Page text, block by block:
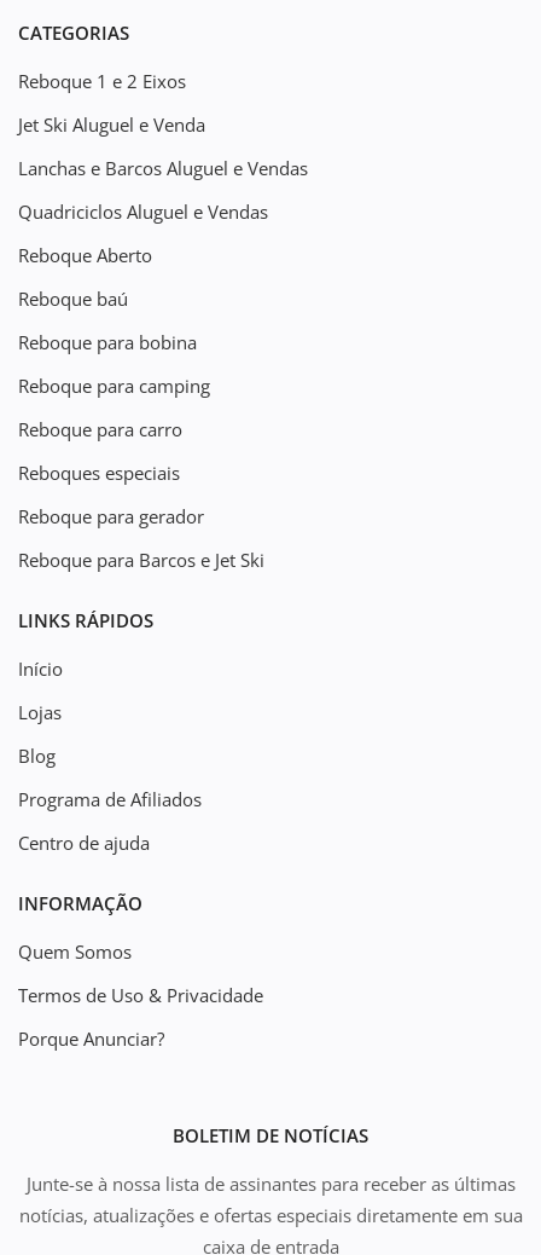
CATEGORIAS
Reboque 1 e 2 Eixos
Jet Ski Aluguel e Venda
Lanchas e Barcos Aluguel e Vendas
Quadriciclos Aluguel e Vendas
Reboque Aberto
Reboque baú
Reboque para bobina
Reboque para camping
Reboque para carro
Reboques especiais
Reboque para gerador
Reboque para Barcos e Jet Ski
LINKS RÁPIDOS
Início
Lojas
Blog
Programa de Afiliados
Centro de ajuda
INFORMAÇÃO
Quem Somos
Termos de Uso & Privacidade
Porque Anunciar?
BOLETIM DE NOTÍCIAS
Junte-se à nossa lista de assinantes para receber as últimas
notícias, atualizações e ofertas especiais diretamente em sua
caixa de entrada